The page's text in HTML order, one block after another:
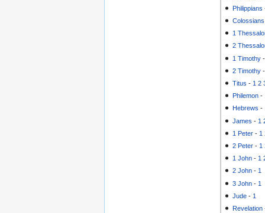
Philippians
Colossians
1
2
1 Timothy
2 Timothy
Titus - 1 2
Philemon -
Hebrews -
James - 1
1 Peter - 1
2 Peter - 1
1 John - 1
2 John -1
3 John - 1
Jude - 1
Revelation